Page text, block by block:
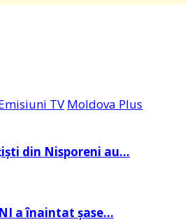
TV Moldova Plus
din Nisporeni au…
a înaintat șase…